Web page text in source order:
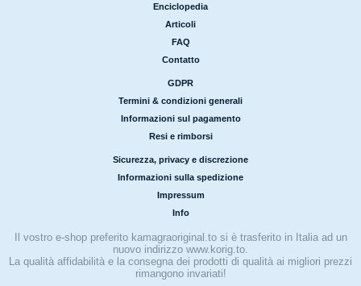
Enciclopedia
Articoli
FAQ
Contatto
GDPR
Termini & condizioni generali
Informazioni sul pagamento
Resi e rimborsi
Sicurezza, privacy e discrezione
Informazioni sulla spedizione
Impressum
Info
Il vostro e-shop preferito kamagraoriginal.to si è trasferito in Italia ad un
nuovo indirizzo www.korig.to.
La qualità affidabilità e la consegna dei prodotti di qualità ai migliori prezzi
rimangono invariati!